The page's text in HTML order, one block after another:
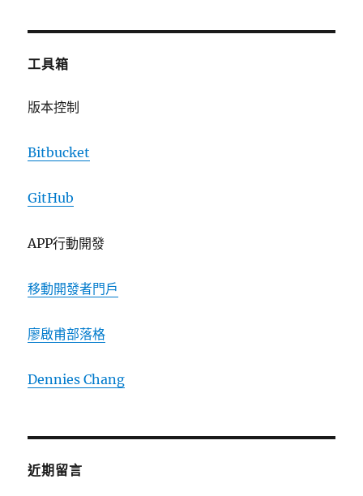
工具箱
版本控制
Bitbucket
GitHub
APP行動開發
移動開發者門戶
廖啟甫部落格
Dennies Chang
近期留言